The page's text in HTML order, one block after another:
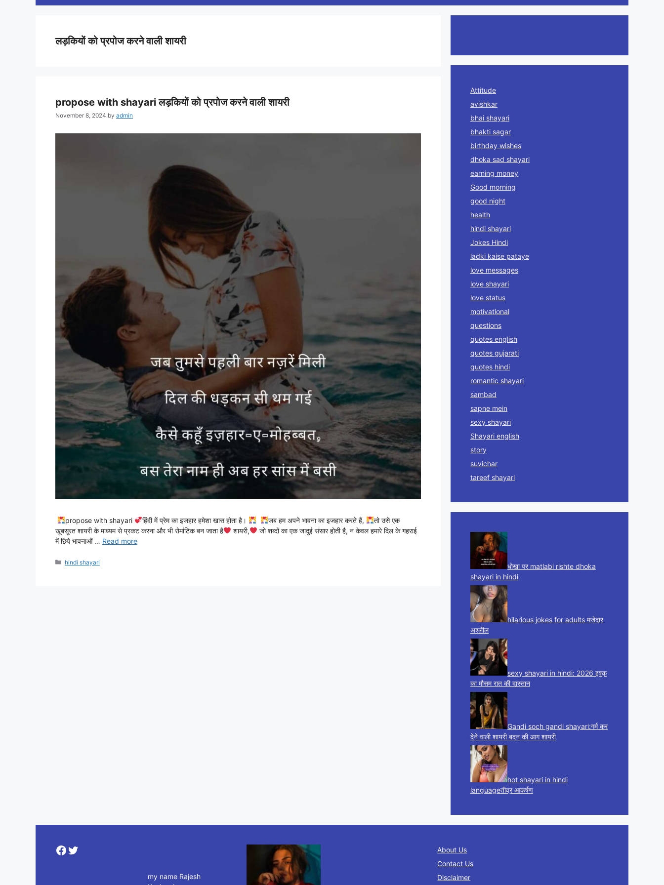
लड़कियों को प्रपोज करने वाली शायरी
propose with shayari लड़कियों को प्रपोज करने वाली शायरी
November 8, 2024 by admin
propose with shayari हिंदी में प्रेम का इजहार हमेशा खास होता है। जब हम अपने भावना का इजहार करते हैं,
तो उसे एक
खूबसूरत शायरी के माध्यम से प्रकट करना और भी रोमांटिक बन जाता है
शायरी,
जो शब्दों का एक जादुई संसार होती है, न केवल हमारे दिल के गहराई
में छिपे भावनाओं … Read more
Categories
hindi shayari
Attitude
avishkar
bhai shayari
bhakti sagar
birthday wishes
dhoka sad shayari
earning money
Good morning
good night
health
hindi shayari
Jokes Hindi
ladki kaise pataye
love messages
love shayari
love status
motivational
questions
quotes english
quotes gujarati
quotes hindi
romantic shayari
sambad
sapne mein
sexy shayari
Shayari english
story
suvichar
tareef shayari
धोखा पर matlabi rishte dhoka
shayari in hindi
hilarious jokes for adults मजेदार
अश्लील
sexy shayari in hindi: 2026 इश्क़
का मौसम रात की दास्तान
Gandi soch gandi shayari:गर्म कर
देने वाली शायरी बदन की आग शायरी
hot shayari in hindi
languageतीव्र आकर्षण
Facebook
Twitter
my name Rajesh
About Us
Contact Us
Disclaimer